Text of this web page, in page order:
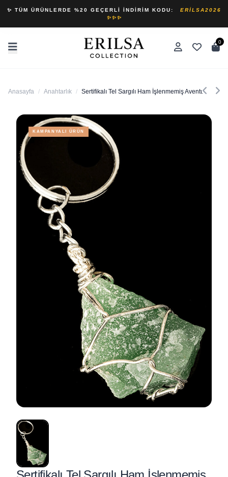
✨ TÜM ÜRÜNLERDE %20 GEÇERLI İNDIRIM KODU:
ERILSA2026
✨✨✨
0
Anasayfa / Anahtarlık / Sertifikalı Tel Sargılı Ham İşlenmemiş Aventurin Taşı
KAMPANYALI ÜRÜN